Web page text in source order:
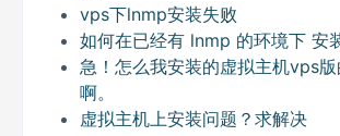
vps下lnmp安装失败
如何在已经有 lnmp 的环境下 安
急！怎么我安装的虚拟主机vps
啊。
虚拟主机上安装问题？求解决